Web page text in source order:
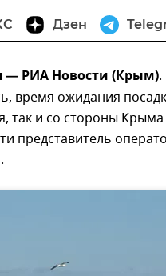
Дзен
— РИА Новости (Крым)
время ожидания
так и со стороны Крыма
представитель